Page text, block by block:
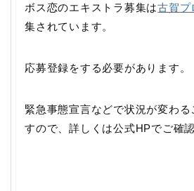
ボス恋のエキストラ募集は古賀プ
集されています。
応募登録をする必要があります。
緊急事態宣言などで状況が変わる
すので、詳しくは公式HPでご確認